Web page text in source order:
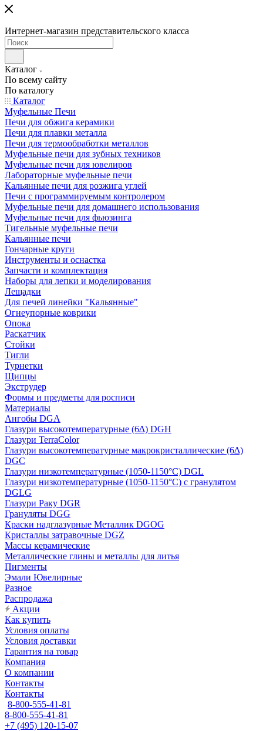
Интернет-магазин представительского класса
Каталог
По всему сайту
По каталогу
Каталог
Муфельные Печи
Печи для обжига керамики
Печи для плавки металла
Печи для термообработки металлов
Муфельные печи для зубных техников
Муфельные печи для ювелиров
Лабораторные муфельные печи
Кальянные печи для розжига углей
Печи с программируемым контролером
Муфельные печи для домашнего использования
Муфельные печи для фьюзинга
Тигельные муфельные печи
Кальянные печи
Гончарные круги
Инструменты и оснастка
Запчасти и комплектация
Наборы для лепки и моделирования
Лещадки
Для печей линейки "Кальянные"
Огнеупорные коврики
Опока
Раскатчик
Стойки
Тигли
Турнетки
Щипцы
Экструдер
Формы и предметы для росписи
Материалы
Ангобы DGA
Глазури высокотемпературные (6∆) DGH
Глазури TerraColor
Глазури высокотемпературные макрокристаллические (6∆)
DGC
Глазури низкотемпературные (1050-1150°С) DGL
Глазури низкотемпературные (1050-1150°С) с гранулятом
DGLG
Глазури Раку DGR
Грануляты DGG
Краски надглазурные Металлик DGOG
Кристаллы затравочные DGZ
Массы керамические
Металлические глины и металлы для литья
Пигменты
Эмали Ювелирные
Разное
Распродажа
Акции
Как купить
Условия оплаты
Условия доставки
Гарантия на товар
Компания
О компании
Контакты
Контакты
8-800-555-41-81
8-800-555-41-81
+7 (495) 120-15-07